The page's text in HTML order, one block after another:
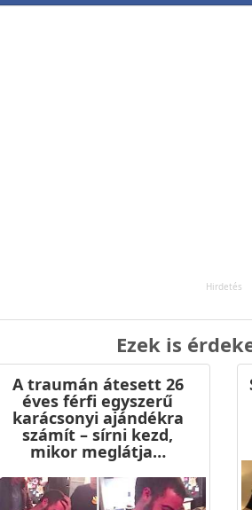
Ezek is
A traumán átesett 26
éves férfi egyszerű
karácsonyi ajándékra
számít – sírni kezd,
mikor meglátja…